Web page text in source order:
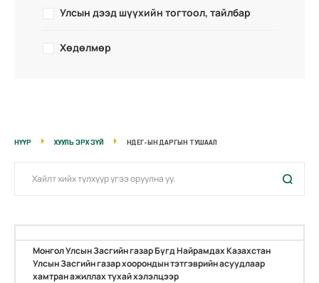
Улсын дээд шүүхийн тогтоол, тайлбар
Хөдөлмөр
НҮҮР ХУУЛЬ ЭРХ ЗҮЙ НДЕГ-ЫН ДАРГЫН ТУШААЛ
Монгол Улсын Засгийн газар Бүгд Найрамдах Казахстан
Улсын Засгийн газар хоорондын тэтгэврийн асуудлаар
хамтран ажиллах тухай хэлэлцээр